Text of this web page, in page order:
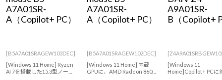
A7A01SR-
A（Copilot+ PC）
[B5A7A01SRAGEW103DEC]
[Windows 11 Home] Ryzen
AI 7を搭載した15.3型ノート
A7A01SR-
A（Copilot+ PC）
[B5A7A01SRAGEW102DEC]
[Windows 11 Home] 内蔵
GPUに、AMD Radeon 860M
A9A01SR-
B（Copilot+
[Windows 11
Home]Copilot+ PCに